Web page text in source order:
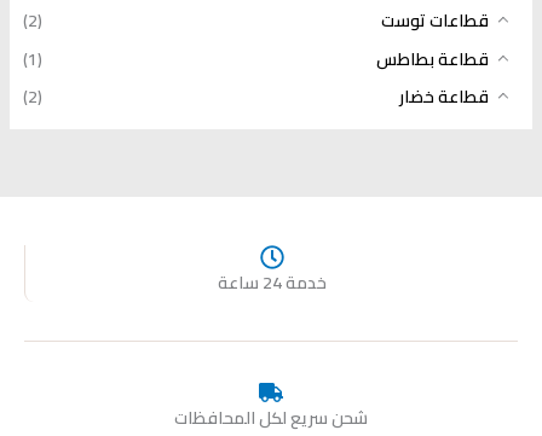
قطاعات توست
(2)
قطاعة بطاطس
(1)
قطاعة خضار
(2)
خدمة 24 ساعة
شحن سريع لكل المحافظات